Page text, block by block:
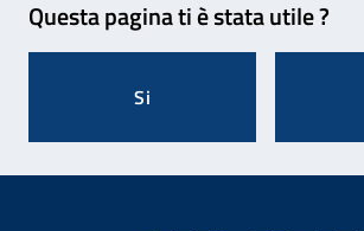
Questa pagina ti è stata utile ?
Si